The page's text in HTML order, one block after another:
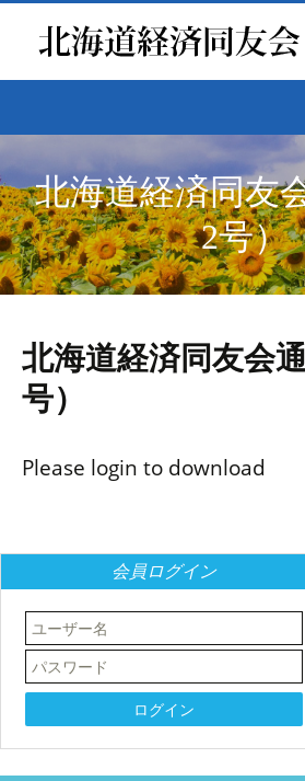
北海道経済同友
2号）
北海道経済同友会
号）
Please login to download
会員ログイン